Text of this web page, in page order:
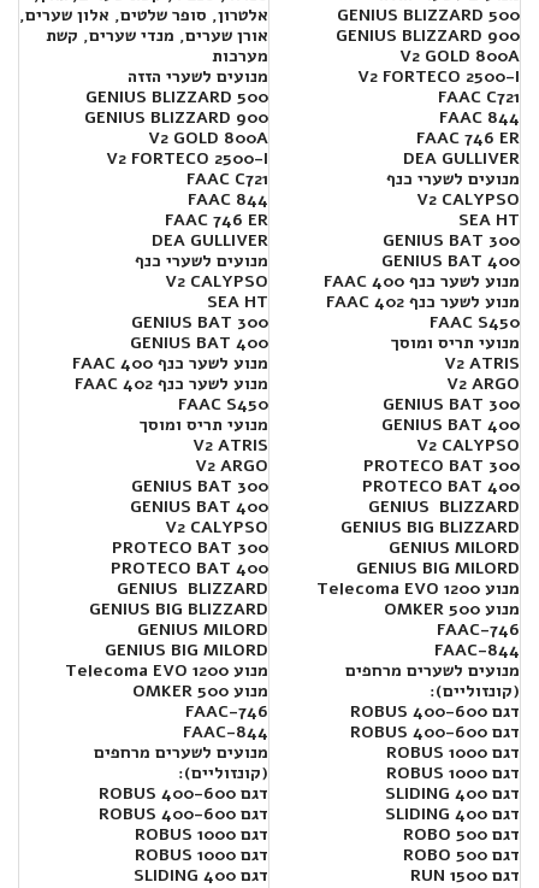
GENIUS BLIZZARD 500
GENIUS BLIZZARD 900
V2 GOLD 800A
V2 FORTECO 2500-I
FAAC C721
FAAC 844
FAAC 746 ER
DEA GULLIVER
מנועים לשערי כנף
V2 CALYPSO
SEA HT
300 GENIUS BAT
400 GENIUS BAT
מנוע לשער כנף FAAC 400
מנוע לשער כנף FAAC 402
FAAC S450
מנועי תריס ומוסך
V2 ATRIS
V2 ARGO
GENIUS BAT 300
GENIUS BAT 400
V2 CALYPSO
PROTECO BAT 300
PROTECO BAT 400
GENIUS BLIZZARD
GENIUS BIG BLIZZARD
GENIUS MILORD
GENIUS BIG MILORD
מנוע Telecoma EVO 1200
מנוע OMKER 500
FAAC-746
FAAC-844
מנועים לשערים מרחפים
(קונזוליים):
דגם 400-600 ROBUS
דגם 400-600 ROBUS
דגם 1000 ROBUS
דגם 1000 ROBUS
דגם SLIDING 400
דגם SLIDING 400
דגם ROBO 500
דגם ROBO 500
דגם RUN 1500
אלטרון, סופר שלטים, אלון שערים,
אורן שערים, מנדי שערים, קשת
מערכות
מנועים לשערי הזזה
GENIUS BLIZZARD 500
GENIUS BLIZZARD 900
V2 GOLD 800A
V2 FORTECO 2500-I
FAAC C721
FAAC 844
FAAC 746 ER
DEA GULLIVER
מנועים לשערי כנף
V2 CALYPSO
SEA HT
300 GENIUS BAT
400 GENIUS BAT
מנוע לשער כנף FAAC 400
מנוע לשער כנף FAAC 402
FAAC S450
מנועי תריס ומוסך
V2 ATRIS
V2 ARGO
GENIUS BAT 300
GENIUS BAT 400
V2 CALYPSO
PROTECO BAT 300
PROTECO BAT 400
GENIUS BLIZZARD
GENIUS BIG BLIZZARD
GENIUS MILORD
GENIUS BIG MILORD
מנוע Telecoma EVO 1200
מנוע OMKER 500
FAAC-746
FAAC-844
מנועים לשערים מרחפים
(קונזוליים):
דגם 400-600 ROBUS
דגם 400-600 ROBUS
דגם 1000 ROBUS
דגם 1000 ROBUS
דגם SLIDING 400